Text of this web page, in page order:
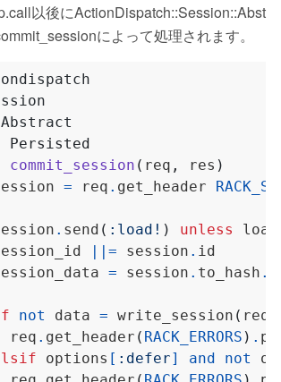
以後にActionDispatch::Session::Abst
によって処理されます。
Abstract
Persisted
commit_session ( req , res )
= req . get_header
. send ( :load! ) unless
||= session .
= session . to_hash .
not data = write_session ( req
req
. get_header ( RACK_ERRORS ) .
options [ :defer] and not